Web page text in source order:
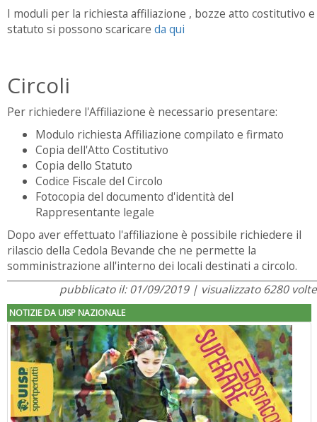
I moduli per la richiesta affiliazione , bozze atto costitutivo e
statuto si possono scaricare da qui
Circoli
Per richiedere l'Affiliazione è necessario presentare:
Modulo richiesta Affiliazione compilato e firmato
Copia dell'Atto Costitutivo
Copia dello Statuto
Codice Fiscale del Circolo
Fotocopia del documento d'identità del
Rappresentante legale
Dopo aver effettuato l'affiliazione è possibile richiedere il
rilascio della Cedola Bevande che ne permette la
somministrazione all'interno dei locali destinati a circolo.
pubblicato il: 01/09/2019 | visualizzato 6280 volte
NOTIZIE DA UISP NAZIONALE